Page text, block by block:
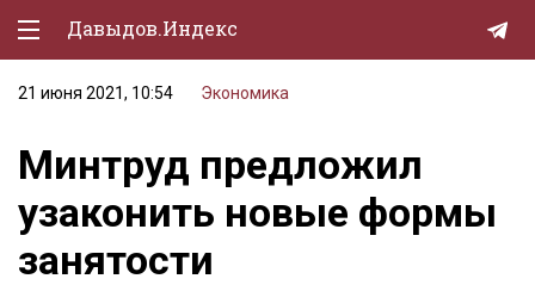
Давыдов.Индекс
Политическая жизнь
Экономика
Природа
Образование
21 июня 2021, 10:54 Экономика
Минтруд предложил
узаконить новые формы
занятости